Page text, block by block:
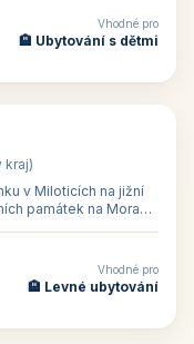
Vhodné pro
🏨 Ubytování s dětmi
kraj)
v Miloticích na jižní
památek na Moravě,
Vhodné pro
🏨 Levné ubytování